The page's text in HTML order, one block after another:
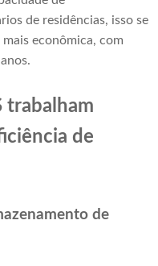
de residências, isso se
econômica, com
trabalham
de
de